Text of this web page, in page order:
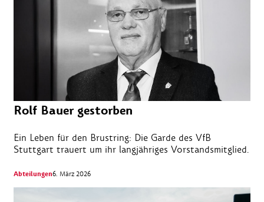
Rolf Bauer gestorben
Ein Leben für den Brustring: Die Garde des VfB
Stuttgart trauert um ihr langjähriges Vorstandsmitglied.
Abteilungen6. März 2026